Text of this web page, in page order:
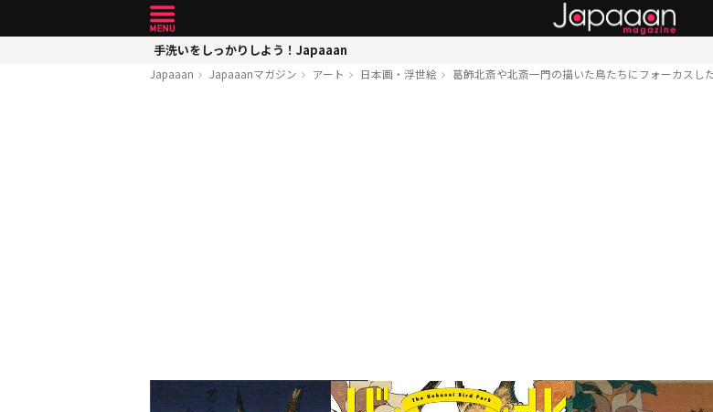
手洗いをしっかりしよう！Japaaan
Japaaan Japaaanマガジン アート 日本画・浮世絵 葛飾北斎や北斎一門の描いた鳥たちにフォーカスし